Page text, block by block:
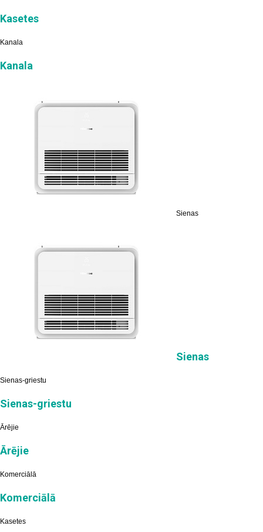
Kasetes
Kanala
Kanala
Sienas
Sienas
Sienas-griestu
Sienas-griestu
Ārējie
Ārējie
Komerciālā
Komerciālā
Kasetes